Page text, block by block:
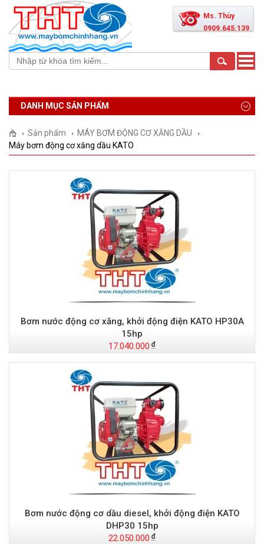
Ms. Thùy
0909.645.139
Toggle
DANH MỤC SẢN PHẨM
Sản phẩm
MÁY BƠM ĐỘNG CƠ XĂNG DẦU
Máy bơm động cơ xăng dầu KATO
Bơm nước động cơ xăng, khởi động điện KATO HP30A
15hp
17.040.000
Bơm nước động cơ dầu diesel, khởi động điện KATO
DHP30 15hp
22.050.000